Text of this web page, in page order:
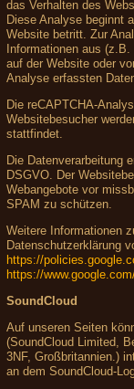
das Verhalten des
Diese Analyse beginnt
Website betritt. Zur
Informationen aus
auf der Website oder
Analyse erfassten
Die reCAPTCHA-
Websitebesucher
stattfindet.
Die Datenverarbeitung
DSGVO. Der
Webangebote vor
SPAM zu schützen.
Weitere Informationen
Datenschutzerklärung
https://
https://
SoundCloud
Auf unseren Seiten
(SoundCloud Limited,
3NF, Großbritannien.)
an dem SoundCloud-